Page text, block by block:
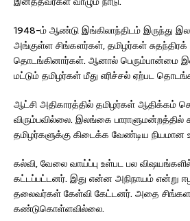
1948-ம் ஆண்டு இங்கிலாந்திடம் இருந்து
அங்குள்ள சிங்களர்கள், தமிழர்கள்
தொடங்கினார்கள். ஆனால் பெரும்பான்மை
மட்டும் தமிழர்கள் மீது எரிச்சல் ஏற்பட
ஆட்சி அதிகாரத்தில் தமிழர்கள் ஆதிக்கம்
விரும்பவில்லை. இலங்கை
தமிழர்களுக்கு கிடைக்க வேண்டிய நியமான
கல்வி, வேலை வாய்ப்பு உள்பட பல
கட்டப்பட்டனர். இது என்ன அநிநாயம் என்று
தலைவர்கள் கேள்வி கேட்டனர். அதை
கண்டுகொள்ளவில்லை.